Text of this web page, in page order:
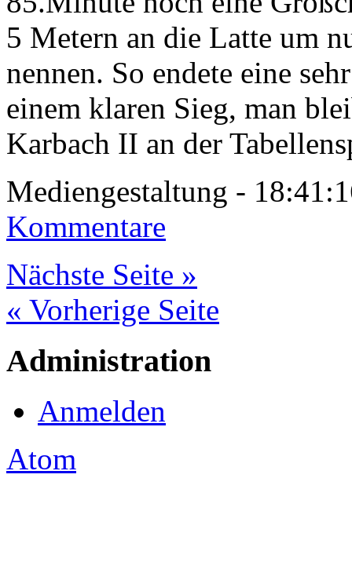
5 Metern an die Latte um
nennen. So endete eine
einem klaren Sieg, man
Karbach II an der
Mediengestaltung -
Kommentare
Nächste Seite »
« Vorherige Seite
Administration
Anmelden
Atom